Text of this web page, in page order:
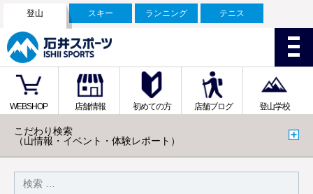
登山 スキー ランニング テニス
WEBSHOP 店舗情報 初めての方 店舗ブログ 登山学校
こだわり検索
（山情報・イベント・体験レポート）